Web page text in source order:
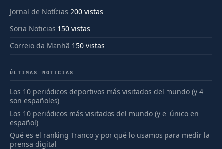
Jornal de Notícias 200 vistas
Soria Noticias 150 vistas
Correio da Manhã 150 vistas
ÚLTIMAS NOTICIAS
Los 10 periódicos deportivos más visitados del mundo (y 4
son españoles)
Los 10 periódicos más visitados del mundo (y el único en
español)
Qué es el ranking Tranco y por qué lo usamos para medir la
prensa digital